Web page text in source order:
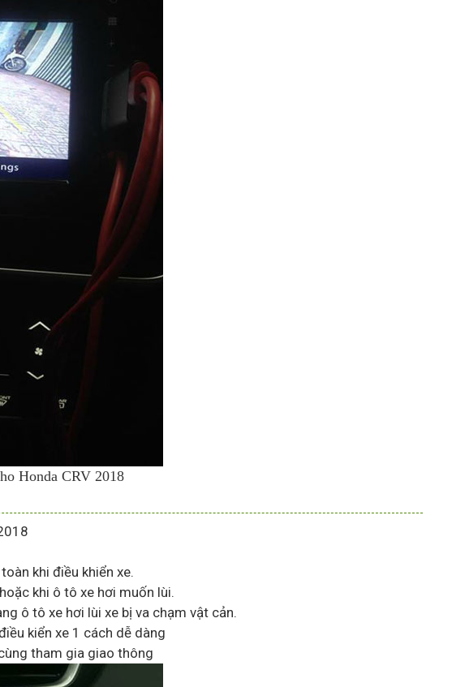
Honda CRV 2018
khi điều khiển xe.
khi ô tô xe hơi muốn lùi.
ô tô xe hơi lùi xe bị va chạm vật cản.
kiển xe 1 cách dễ dàng
tham gia giao thông